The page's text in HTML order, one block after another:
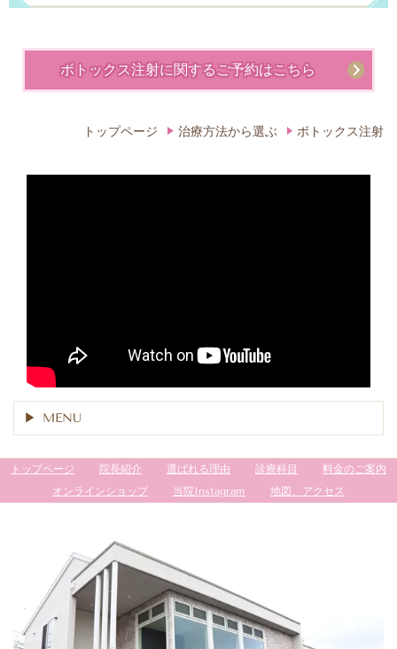
ボトックス注射に関するご予約はこちら
トップページ 治療方法から選ぶ ボトックス注射
MENU
トップページ 院長紹介 選ばれる理由 診療科目
料金のご案内
オンラインショップ
当院Instagram 地図、アクセス